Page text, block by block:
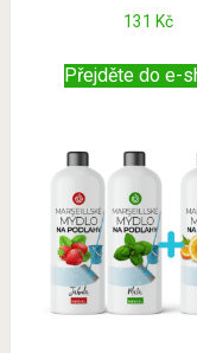
131Kč
Přejděte do e-